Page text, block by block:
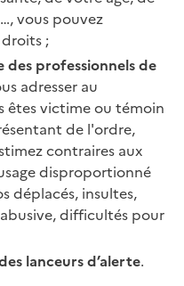
vous pouvez
;
professionnels de
adresser au
êtes victime ou témoin
de l'ordre,
contraires aux
disproportionné
déplacés, insultes,
difficultés pour
lanceurs d’alerte.